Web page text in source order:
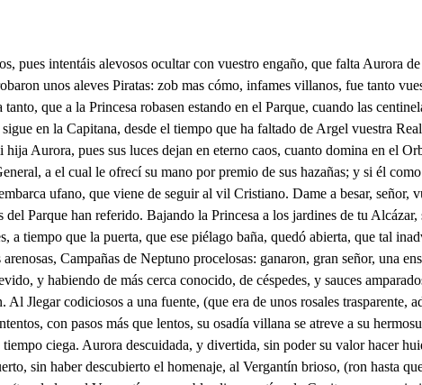
más que lentos, su osadía villana se atreve a su hermosura soberana, y el hacerlos osados, fue el estar de sus rayos deslumbrados, que el que atrevido al Sol a mirar llega, de razón, y de vista a un tiempo ciega. Aurora descuidada, y divertida, sin poder su valor hacer huida; y esto para su intento, fue motivo de darles más aliento, y con fiera osadía robaron a la Aurora a medio día. Zarparon fugitivos de ese Puerto, sin haber descubierto el homenaje, al Vergantín brioso, (ron hasta que el lastimoso, clamor de aquellas, que a su Alteza vie- llevar, aviso dieron a las guardas, y a mí la infeliz nueva; y viendo que me lleva (to, el alma el Vergantín, con noble alien- surtí en la Capitana en seguimiento. No los perdí de vista hasta la tarde, que el mar haciendo alarde de su soberbia suma, cortando los Planetas con la espuma: con tan fiera tormenta, que las olas, las rojas banderolas, dejaban por despojos en el Cielo, ya el Turquesado velo, las (gabias) taladraron, ̱cia y en su globo dejaron dos claraboyas más, por donde viera el rumbo de la Aurora, y su carrera. La Nave con los fuertes movimientos del uracán, y los contrarios vientos, tal vez hasta el abismo descendia, a esfera la subía, tal el fiero mar sobre sus hombros canos, donde tus Africanos, tan cerca del Impíreo ya se vieron, que pudieron quedarse, si quisieron. Enredadas las gabias en los rayos del Sol, ya de Planeta formó ensayos la Gálera, pues su empinada frente tocó del cuarto Cielo lo eminente, que a tener en las flámulas armellas. pendiente se quedara en las Estrellas. Así se navegaba, y tanto la Gálera se acercaba a la celeste Esfera, y aquella ardiente hoguera, dando bordos, y giros, por campos de cristales, y zafiros; y tanto con el Sol llegó a estrecharse, que temió por las jarcías abrasarse: mas temiendo bájar hecha ceniza, ayudándola el arte de la hiza, se desprendió de entre la llama ardiente, tan veloz, y tan ligeramente, del cerúleo cristal a lo profundo, que dar noticias pudo de otro Mundo. Cerró, señor, la noche tenebrosa, la puerta al día, y a la luz hermosa, y desplegando el manto, (panto todo el Orbe pobló de horror, y es y las Celestes luces las vistió de sus lóbregos capuces. Al despertar la Aurora soñolienta, sosegó la tormenta, mas nuestra adversa suerte vio dos veces el rostro de la muerte; una en la confusión, otra violenta, en la amenaza de la cruel tormenta, con que el rumbo trocado seguir a los Piratas fue excusado, pues parece que el viento sus alas les prestó para su intento, que a no haberlos venebolo librado, de mi furor no hubieran escapado. Mi designio frustrado, me resuelvo a dejar de seguirlos, y así vuelvo la proa a Argel con pronta ligereza, a tomar nueva orden de tu Alteza; y por Alá te juro, por su Profeta sacro, a quien procuro obligar con mi ruego, irritado de enojo, de amor ciego, de no volver jamás a tu presencia sin la Princesa, en cuya diligencia ha de ver el Cristiano el estrago mayor, más inhumano, el África, y el mundo mi fineza, libre Aurora, con gusto vuestra Alteza Publiquese desde luego por todo el Reino un Edicto, el cual notorio haga a todos, que cualquier vasallo mío, o de otro Reino Extranjero, que con certeza dé viso, donde la Princesa se halla; siendo noble, el preferido será, y en cuantos honores, mercedes, y beneficios mi grandeza hacerle puede; y si es plebeyo, me obligo a darle diez mil zequies, y admitirle en mi servicio. Señior,